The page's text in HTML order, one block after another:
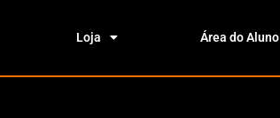
Loja Área do Aluno